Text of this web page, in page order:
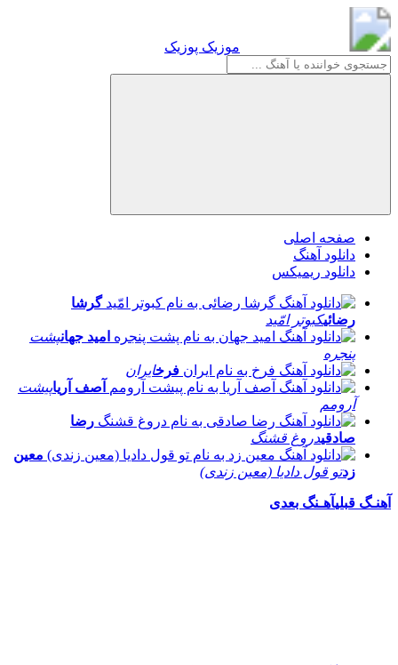
موزیک پوزیک
صفحه اصلی
دانلود آهنگ
دانلود ریمیکس
گرشا
رضائیکبوتر امّید
امید جهانپشت
پنجره
فرخایران
آصف آریاپیشت
آرومم
رضا
صادقیدروغ قشنگ
معین
زدتو قول دادیا (معین زندی)
آهنـگ قبلیآهـنگ بعدی